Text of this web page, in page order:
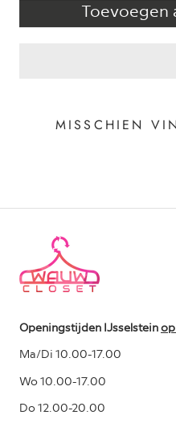
Toevoegen
MISSCHIEN
Openingstijden IJsselstein
Ma/Di 10.00-17.00
Wo 10.00-17.00
Do 12.00-20.00